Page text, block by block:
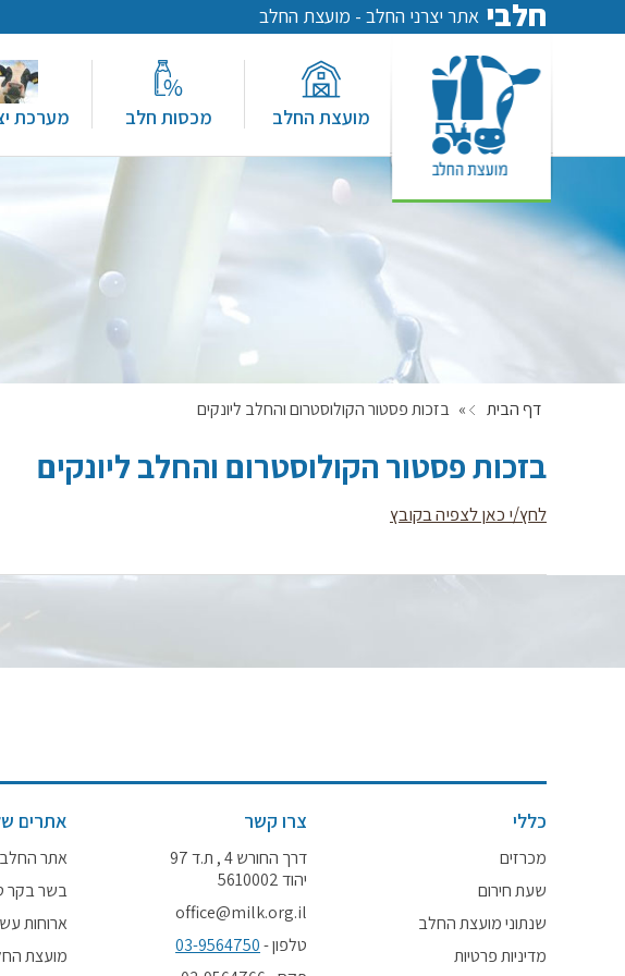
חלבי אתר יצרני החלב - מועצת החלב
מועצת החלב מכסות חלב מערכת
דף הבית » בזכות פסטור הקולוסטרום והחלב ליונקים
בזכות פסטור הקולוסטרום והחלב ליונקים
לחץ/י כאן לצפיה בקובץ
כללי
מכרזים
שעת חירום
שנתוני מועצת החלב
מדיניות פרטיות
צרו קשר
דרך החורש 4 , ת.ד 97
יהוד 5610002
office@milk.org.il
טלפון -03-9564750
אתרים
אתר
בשר בקר
ארוחות
מועצת